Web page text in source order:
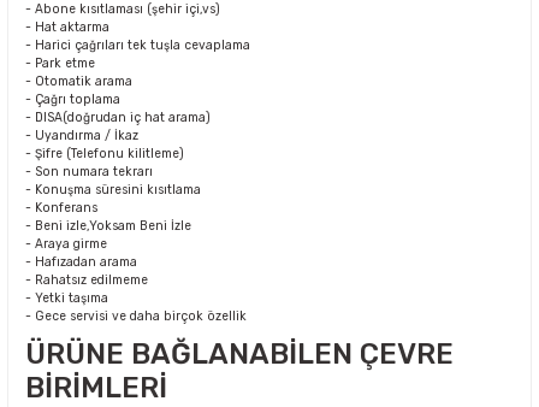
- Abone kısıtlaması (şehir içi,vs)
- Hat aktarma
- Harici çağrıları tek tuşla cevaplama
- Park etme
- Otomatik arama
- Çağrı toplama
- DISA(doğrudan iç hat arama)
- Uyandırma / İkaz
- Şifre (Telefonu kilitleme)
- Son numara tekrarı
- Konuşma süresini kısıtlama
- Konferans
- Beni izle,Yoksam Beni İzle
- Araya girme
- Hafızadan arama
- Rahatsız edilmeme
- Yetki taşıma
- Gece servisi ve daha birçok özellik
ÜRÜNE BAĞLANABİLEN ÇEVRE
BİRİMLERİ